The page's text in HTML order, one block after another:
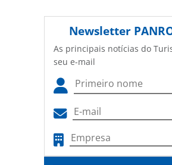
Newsletter
As principais notícias do
seu e-mail